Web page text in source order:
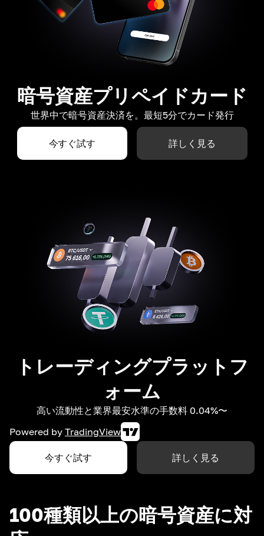
暗号資産プリペイドカード
世界中で暗号資産決済を。最短5分でカード発行
今すぐ試す 詳しく見る
トレーディングプラットフ
ォーム
高い流動性と業界最安水準の手数料 0.04%〜
Powered by TradingView
今すぐ試す 詳しく見る
100種類以上の暗号資産に対